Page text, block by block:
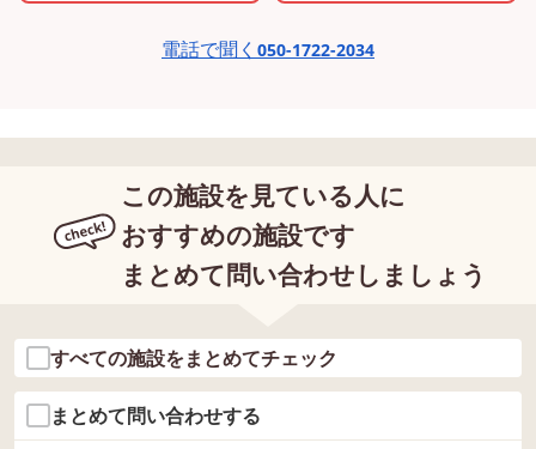
電話で聞く 050-1722-2034
この施設を見ている人に
おすすめの施設です
まとめて問い合わせしましょう
すべての施設をまとめてチェック
まとめて問い合わせする